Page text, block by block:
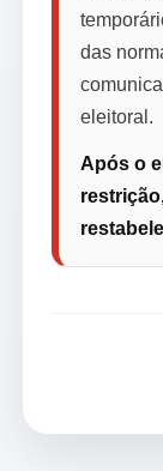
das
eleitoral.
Após o